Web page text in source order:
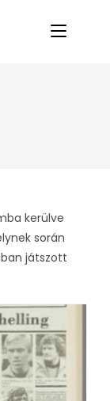
kerülve
során
játszott